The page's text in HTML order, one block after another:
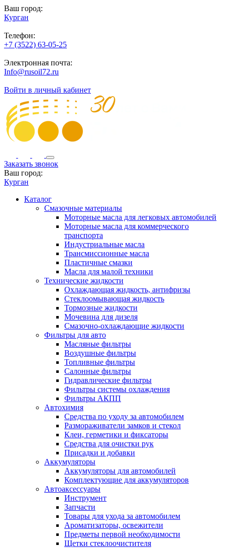
Ваш город:
Курган
Телефон:
+7 (3522) 63-05-25
Электронная почта:
Info@rusoil72.ru
Войти в личный кабинет
Заказать звонок
Ваш город:
Курган
Каталог
Смазочные материалы
Моторные масла для легковых автомобилей
Моторные масла для коммерческого
транспорта
Индустриальные масла
Трансмиссионные масла
Пластичные смазки
Масла для малой техники
Технические жидкости
Охлаждающая жидкость, антифризы
Стеклоомывающая жидкость
Тормозные жидкости
Мочевина для дизеля
Смазочно-охлаждающие жидкости
Фильтры для авто
Масляные фильтры
Воздушные фильтры
Топливные фильтры
Салонные фильтры
Гидравлические фильтры
Фильтры системы охлаждения
Фильтры АКПП
Автохимия
Средства по уходу за автомобилем
Размораживатели замков и стекол
Клеи, герметики и фиксаторы
Средства для очистки рук
Присадки и добавки
Аккумуляторы
Аккумуляторы для автомобилей
Комплектующие для аккумуляторов
Автоаксессуары
Инструмент
Запчасти
Товары для ухода за автомобилем
Ароматизаторы, освежители
Предметы первой необходимости
Щетки стеклоочистителя